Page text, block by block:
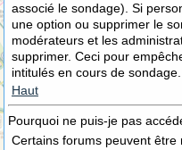
associé le sondage). Si
une option ou supprimer le
modérateurs et les
supprimer. Ceci pour
intitulés en cours de sondage.
Haut
Pourquoi ne puis-je pas
Certains forums peuvent